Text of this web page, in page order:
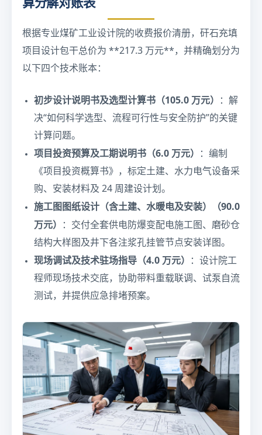
根据专业煤矿工业设计院的收费报价清册，矸石充填
项目设计包干总价为 **217.3 万元**，并精确划分为
以下四个技术账本：
初步设计说明书及选型计算书（105.0 万元）
：解
决“如何科学选型、流程可行性与安全防护”的关键
计算问题。
项目投资预算及工期说明书（6.0 万元）
：编制
《项目投资概算书》，标定土建、水力电气设备采
购、安装材料及 24 周建设计划。
施工图图纸设计（含土建、水暖电及安装）（90.0
万元）
：交付全套供电防爆变配电施工图、磨砂仓
结构大样图及井下各注浆孔挂管节点安装详图。
现场调试及技术驻场指导（4.0 万元）
：设计院工
程师现场技术交底，协助带料重载联调、试泵自流
测试，并提供应急排堵预案。